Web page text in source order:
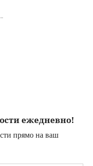
ежедневно!
прямо на ваш